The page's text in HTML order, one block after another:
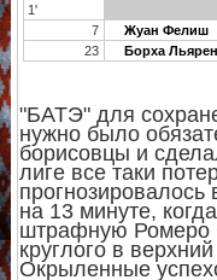
1'
7
Жуан Фелиш
23
Борха
"БАТЭ" для
нужно было
борисовцы и
лиге все таки
прогнозировалось
на 13 минуте,
штрафную Ромеро
круглого в
Окрыленные